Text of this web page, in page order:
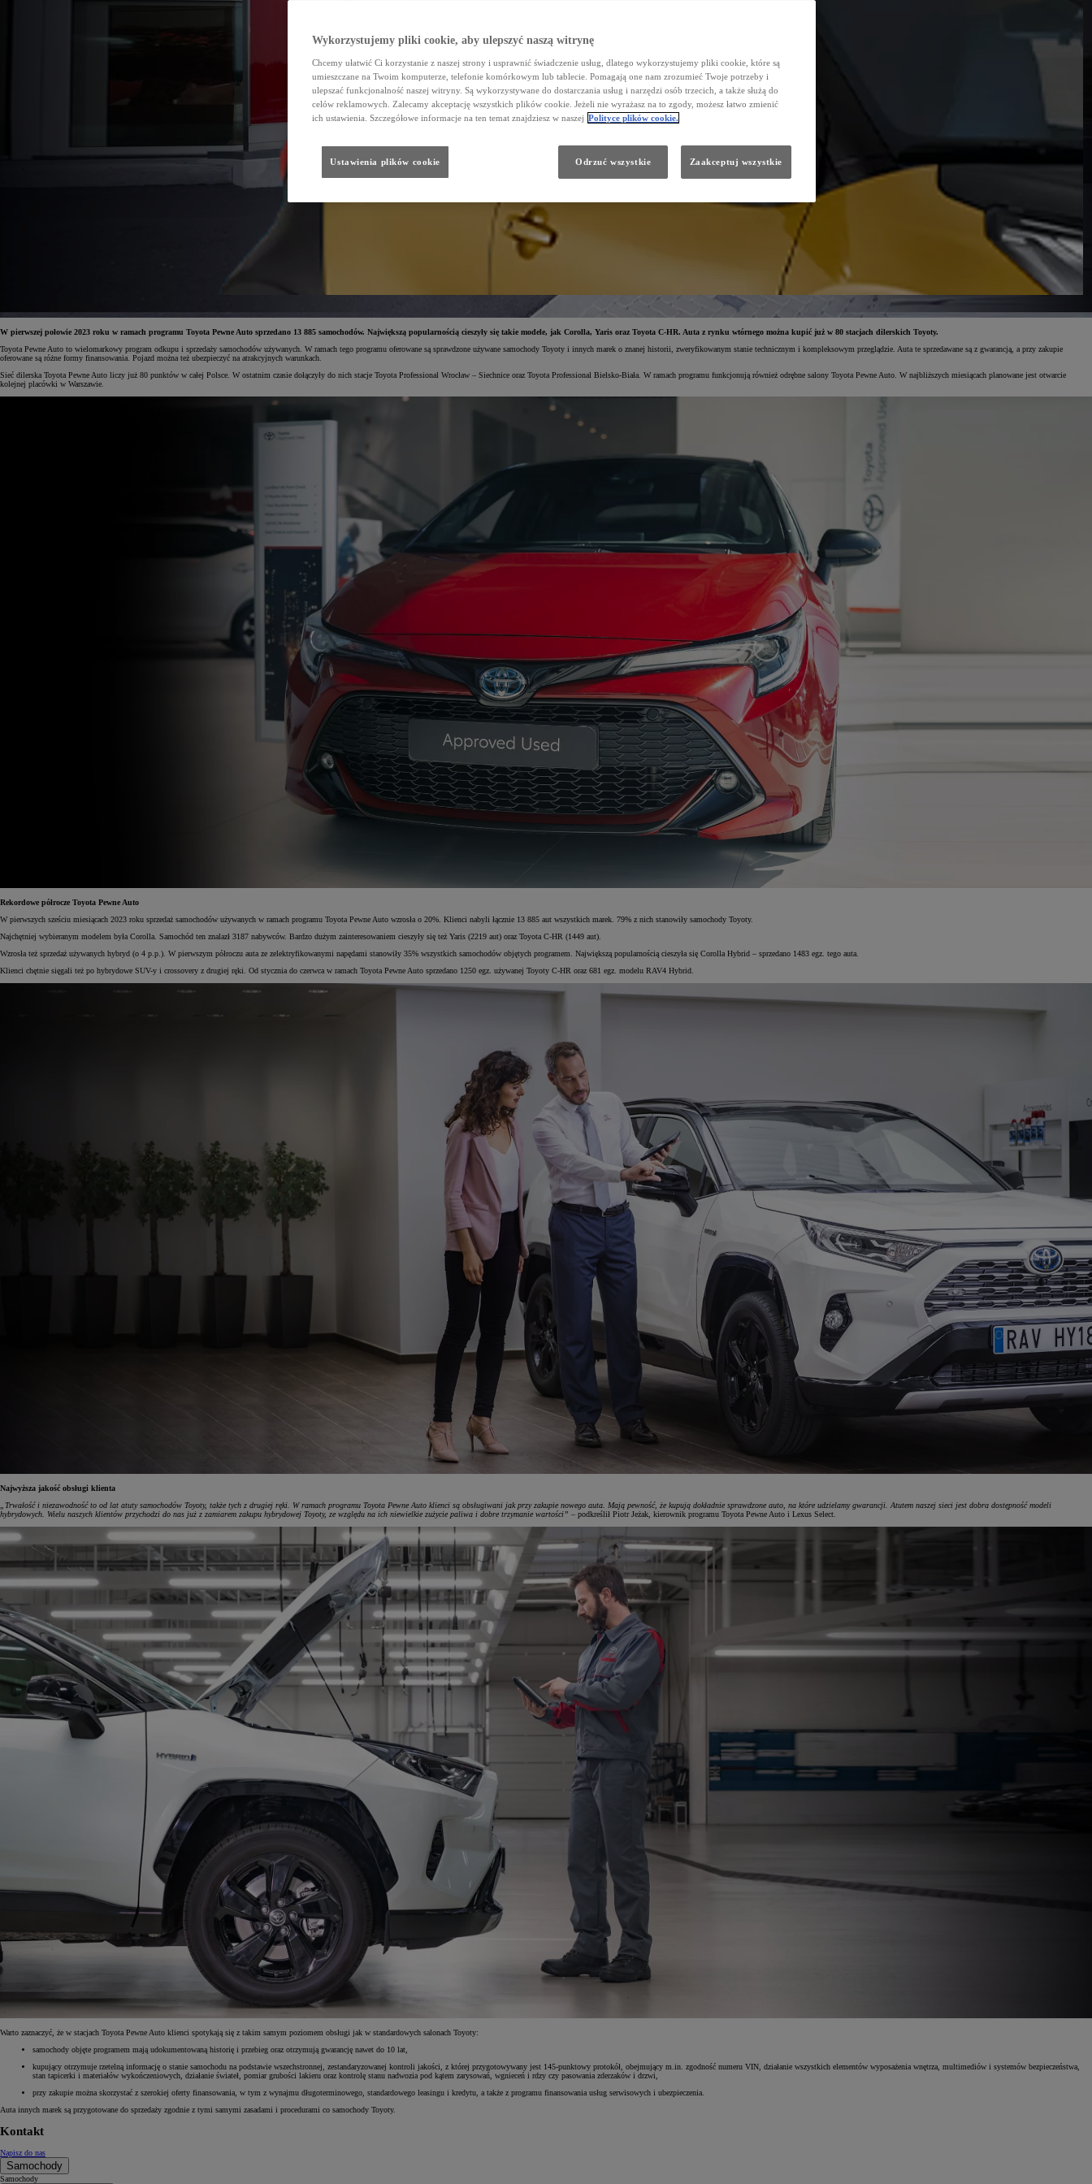
Od81 900 zł
W pierwszej połowie 2023 roku w ramach programu Toyota Pewne Auto sprzedano 13 885 samochodów. Największą popularnością cieszyły się takie modele, jak Corolla, Yaris oraz Toyota C-HR. Auta z rynku wtórnego można kupić już w 80 stacjach dilerskich Toyoty.
Toyota Pewne Auto to wielomarkowy program odkupu i sprzedaży samochodów używanych. W ramach tego programu oferowane są sprawdzone używane samochody Toyoty i innych marek o znanej historii, zweryfikowanym stanie technicznym i kompleksowym przeglądzie. Auta te sprzedawane są z gwarancją, a przy zakupie
oferowane są różne formy finansowania. Pojazd można też ubezpieczyć na atrakcyjnych warunkach.
Sieć dilerska Toyota Pewne Auto liczy już 80 punktów w całej Polsce. W ostatnim czasie dołączyły do nich stacje Toyota Professional Wrocław – Siechnice oraz Toyota Professional Bielsko-Biała. W ramach programu funkcjonują również odrębne salony Toyota Pewne Auto. W najbliższych miesiącach planowane jest otwarcie
kolejnej placówki w Warszawie.
Rekordowe półrocze Toyota Pewne Auto
W pierwszych sześciu miesiącach 2023 roku sprzedaż samochodów używanych w ramach programu Toyota Pewne Auto wzrosła o 20%. Klienci nabyli łącznie 13 885 aut wszystkich marek. 79% z nich stanowiły samochody Toyoty.
Najchętniej wybieranym modelem była Corolla. Samochód ten znalazł 3187 nabywców. Bardzo dużym zainteresowaniem cieszyły się też Yaris (2219 aut) oraz Toyota C-HR (1449 aut).
Wzrosła też sprzedaż używanych hybryd (o 4 p.p.). W pierwszym półroczu auta ze zelektryfikowanymi napędami stanowiły 35% wszystkich samochodów objętych programem. Największą popularnością cieszyła się Corolla Hybrid – sprzedano 1483 egz. tego auta.
Klienci chętnie sięgali też po hybrydowe SUV-y i crossovery z drugiej ręki. Od stycznia do czerwca w ramach Toyota Pewne Auto sprzedano 1250 egz. używanej Toyoty C-HR oraz 681 egz. modelu RAV4 Hybrid.
Najwyższa jakość obsługi klienta
„Trwałość i niezawodność to od lat atuty samochodów Toyoty, także tych z drugiej ręki. W ramach programu Toyota Pewne Auto klienci są obsługiwani jak przy zakupie nowego auta. Mają pewność, że kupują dokładnie sprawdzone auto, na które udzielamy gwarancji. Atutem naszej sieci jest dobra dostępność modeli
hybrydowych. Wielu naszych klientów przychodzi do nas już z zamiarem zakupu hybrydowej Toyoty, ze względu na ich niewielkie zużycie paliwa i dobre trzymanie wartości” – podkreślił Piotr Jeżak, kierownik programu Toyota Pewne Auto i Lexus Select.
Warto zaznaczyć, że w stacjach Toyota Pewne Auto klienci spotykają się z takim samym poziomem obsługi jak w standardowych salonach Toyoty:
samochody objęte programem mają udokumentowaną historię i przebieg oraz otrzymują gwarancję nawet do 10 lat,
kupujący otrzymuje rzetelną informację o stanie samochodu na podstawie wszechstronnej, zestandaryzowanej kontroli jakości, z której przygotowywany jest 145-punktowy protokół, obejmujący m.in. zgodność numeru VIN, działanie wszystkich elementów wyposażenia wnętrza, multimediów i systemów bezpieczeństwa,
stan tapicerki i materiałów wykończeniowych, działanie świateł, pomiar grubości lakieru oraz kontrolę stanu nadwozia pod kątem zarysowań, wgnieceń i rdzy czy pasowania zderzaków i drzwi,
przy zakupie można skorzystać z szerokiej oferty finansowania, w tym z wynajmu długoterminowego, standardowego leasingu i kredytu, a także z programu finansowania usług serwisowych i ubezpieczenia.
Auta innych marek są przygotowane do sprzedaży zgodnie z tymi samymi zasadami i procedurami co samochody Toyoty.
Kontakt
Napisz do nas
Samochody
Samochody
Wykorzystujemy pliki cookie, aby ulepszyć naszą witrynę
Chcemy ułatwić Ci korzystanie z naszej strony i usprawnić świadczenie usług, dlatego wykorzystujemy pliki cookie, które są
umieszczane na Twoim komputerze, telefonie komórkowym lub tablecie. Pomagają one nam zrozumieć Twoje potrzeby i
ulepszać funkcjonalność naszej witryny. Są wykorzystywane do dostarczania usług i narzędzi osób trzecich, a także służą do
celów reklamowych. Zalecamy akceptację wszystkich plików cookie. Jeżeli nie wyrażasz na to zgody, możesz łatwo zmienić
ich ustawienia. Szczegółowe informacje na ten temat znajdziesz w naszej Polityce plików cookie.
Ustawienia plików cookie Odrzuć wszystkie Zaakceptuj wszystkie